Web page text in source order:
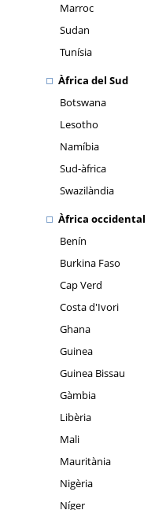
Marroc
Sudan
Tunísia
Àfrica del Sud
Botswana
Lesotho
Namíbia
Sud-àfrica
Swazilàndia
Àfrica occidental
Benín
Burkina Faso
Cap Verd
Costa d'Ivori
Ghana
Guinea
Guinea Bissau
Gàmbia
Libèria
Mali
Mauritània
Nigèria
Níger